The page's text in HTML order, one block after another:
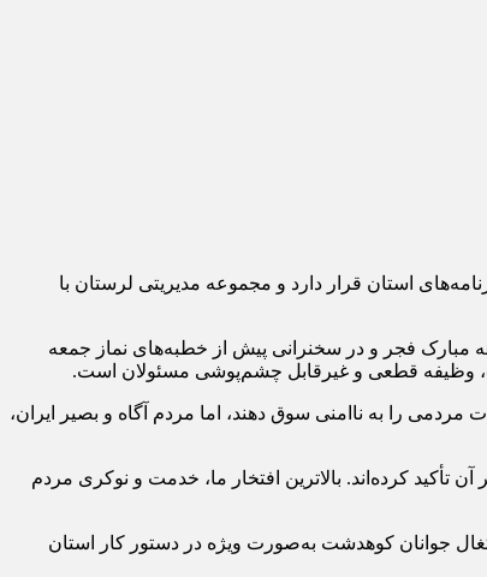
استان قرار دارد و مجموعه مدیریتی لرستان با
مبارک فجر و در سخنرانی پیش از خطبه‌های نماز جمعه
وظیفه قطعی و غیرقابل چشم‌پوشی مسئولان است.
را به ناامنی سوق دهند، اما مردم آگاه و بصیر ایران،
کرده‌اند. بالاترین افتخار ما، خدمت و نوکری مردم
جوانان کوهدشت به‌صورت ویژه در دستور کار استان